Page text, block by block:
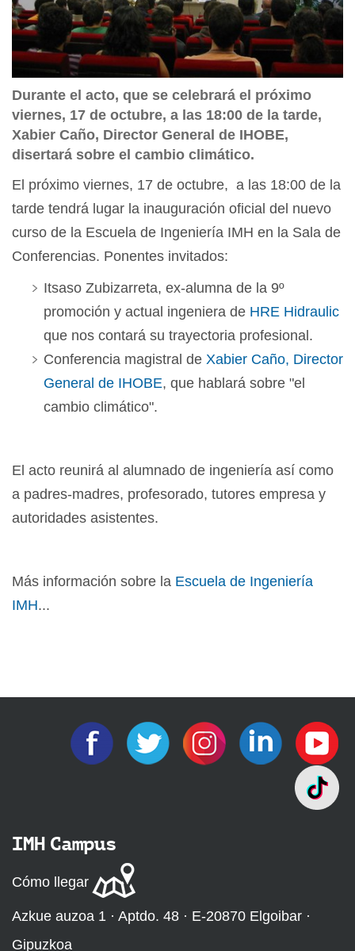
Durante el acto, que se celebrará el próximo
viernes, 17 de octubre, a las 18:00 de la tarde,
Xabier Caño, Director General de IHOBE,
disertará sobre el cambio climático.
El próximo viernes, 17 de octubre, a las 18:00 de la
tarde tendrá lugar la inauguración oficial del nuevo
curso de la Escuela de Ingeniería IMH en la Sala de
Conferencias. Ponentes invitados:
Itsaso Zubizarreta, ex-alumna de la 9º
promoción y actual ingeniera de HRE Hidraulic
que nos contará su trayectoria profesional.
Conferencia magistral de Xabier Caño, Director
General de IHOBE, que hablará sobre "el
cambio climático".
El acto reunirá al alumnado de ingeniería así como
a padres-madres, profesorado, tutores empresa y
autoridades asistentes.
Más información sobre la Escuela de Ingeniería
IMH...
IMH Campus
Cómo llegar
Azkue auzoa 1 · Aptdo. 48 · E-20870 Elgoibar ·
Gipuzkoa